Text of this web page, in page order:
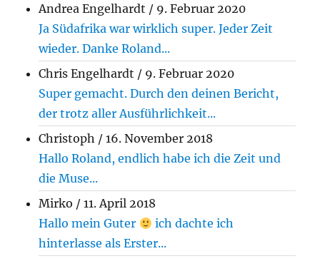
Andrea Engelhardt / 9. Februar 2020
Ja Südafrika war wirklich super. Jeder Zeit
wieder. Danke Roland...
Chris Engelhardt / 9. Februar 2020
Super gemacht. Durch den deinen Bericht,
der trotz aller Ausführlichkeit...
Christoph /16. November 2018
Hallo Roland, endlich habe ich die Zeit und
die Muse...
Mirko /11. April 2018
Hallo mein Guter
ich dachte ich
hinterlasse als Erster...